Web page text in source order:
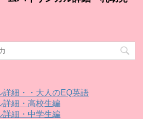
詳細・・大人のEQ英語
詳細・高校生編
詳細・中学生編